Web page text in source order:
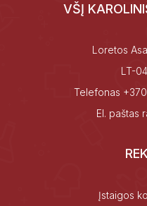
VŠĮ
Loretos
LT-
Telefonas
El. paštas
Įstaigos